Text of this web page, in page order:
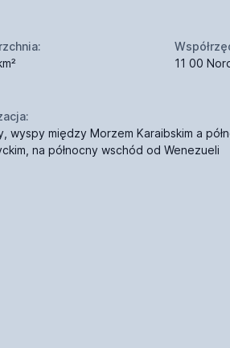
11 00
wyspy między Morzem Karaibskim a
na północny wschód od Wenezueli